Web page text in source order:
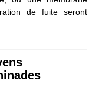
de fuite seront